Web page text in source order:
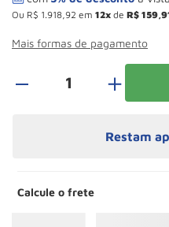
Ou R$ 1.918 92 em 12 de R$ 159
Mais formas de pagamento
＋
Restam
Calcule o frete
10º Rodizio